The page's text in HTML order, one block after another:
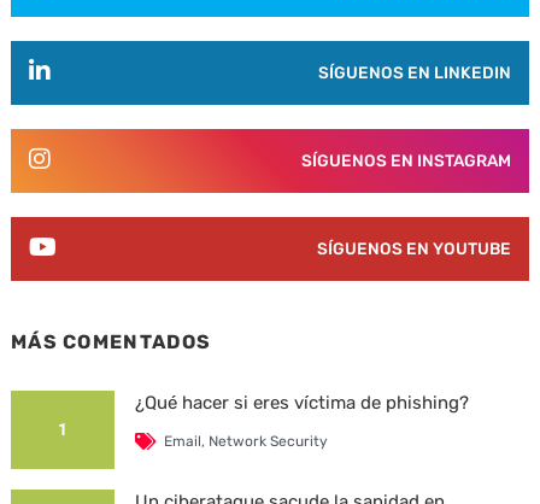
SÍGUENOS EN LINKEDIN
SÍGUENOS EN INSTAGRAM
SÍGUENOS EN YOUTUBE
MÁS COMENTADOS
1
¿Qué hacer si eres víctima de phishing?
Email, Network Security